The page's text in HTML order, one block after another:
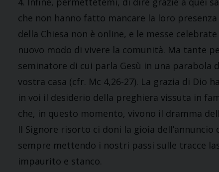
che non hanno fatto mancare la loro
della Chiesa non è online, e le messe
nuovo modo di vivere la comunità. Ma tante
seminatore di cui parla Gesù in una parabola
vostra casa (cfr. Mc 4,26-27). La grazia di
in voi il desiderio della preghiera vissuta in
che, in questo momento, vivono il dramma
Il Signore risorto ci doni la gioia
sempre mettendo i nostri passi sulle tracce
impaurito e stanco.